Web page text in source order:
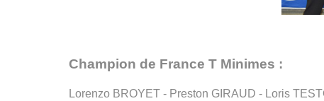
Champion de France T Minimes :
Lorenzo BROYET - Preston GIRAUD - Loris